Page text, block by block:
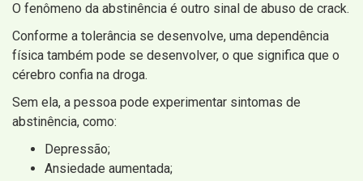
O fenômeno da abstinência é outro sinal de abuso de crack.
Conforme a tolerância se desenvolve, uma dependência
física também pode se desenvolver, o que significa que o
cérebro confia na droga.
Sem ela, a pessoa pode experimentar sintomas de
abstinência, como:
Depressão;
Ansiedade aumentada;